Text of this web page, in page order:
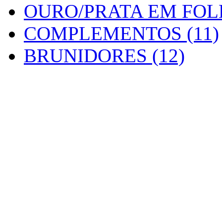
OURO/PRATA EM
COMPLEMENTOS (11)
BRUNIDORES (12)